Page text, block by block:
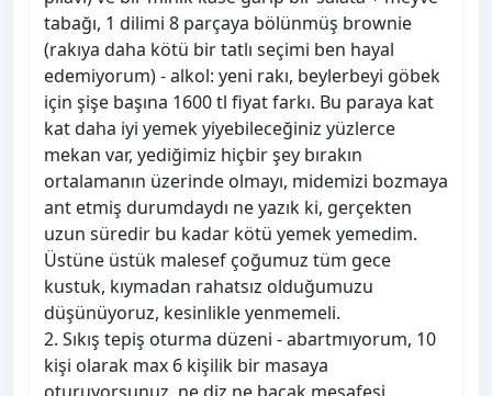
tabağı, 1 dilimi 8 parçaya bölünmüş brownie
(rakıya daha kötü bir tatlı seçimi ben hayal
edemiyorum) - alkol: yeni rakı, beylerbeyi göbek
için şişe başına 1600 tl fiyat farkı. Bu paraya kat
kat daha iyi yemek yiyebileceğiniz yüzlerce
mekan var, yediğimiz hiçbir şey bırakın
ortalamanın üzerinde olmayı, midemizi bozmaya
ant etmiş durumdaydı ne yazık ki, gerçekten
uzun süredir bu kadar kötü yemek yemedim.
Üstüne üstük malesef çoğumuz tüm gece
kustuk, kıymadan rahatsız olduğumuzu
düşünüyoruz, kesinlikle yenmemeli.
2. Sıkış tepiş oturma düzeni - abartmıyorum, 10
kişi olarak max 6 kişilik bir masaya